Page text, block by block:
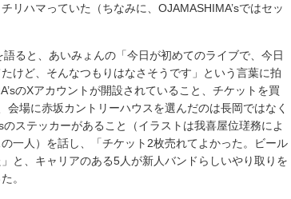
リハマっていた（ちなみに、OJAMASHIMA’sではセッ
ると、あいみょんの「今日が初めてのライブで、今日
けど、そんなつもりはなさそうです」という言葉に拍
のXアカウントが開設されていること、チケットを買
場に赤坂カントリーハウスを選んだのは長岡ではなく
ステッカーがあること（イラストは我喜屋位瑳務によ
一人）を話し、「チケット2枚売れてよかった。ビール
と、キャリアのある5人が新人バンドらしいやり取りを
。